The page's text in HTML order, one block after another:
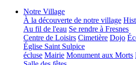
Notre Village
À la découverte de notre village
Au fil de l'eau Se rendre à Fresnes
Centre de Loisirs Cimetière Dojo
Église Saint Sulpice
écluse Mairie Monument aux Morts